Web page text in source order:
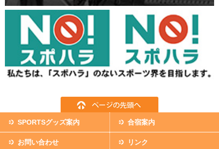
SPORTSグッズ案内 合宿案内
お問い合わせ リンク